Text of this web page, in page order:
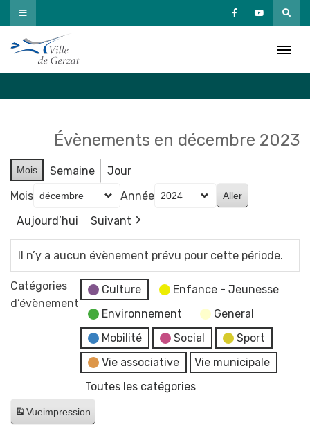
Passer
au
contenu
Évènements en décembre 2023
Mois Semaine
Jour
Mois
Année
Aujourd’hui
Suivant
Il n’y a aucun évènement prévu pour cette période.
Catégories
d’évènement
Culture
Enfance - Jeunesse
Environnement
General
Mobilité
Social
Sport
Vie associative
Vie municipale
Toutes les catégories
Vueimpression